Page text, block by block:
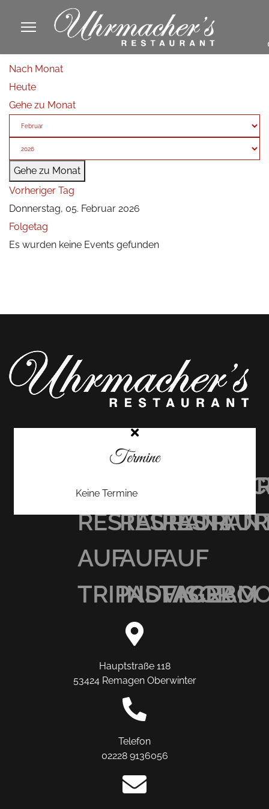
Nach Monat
Heute
Gehe zu Monat
Gehe zu Monat
Vorheriger Tag
Donnerstag, 05. Februar 2026
Folgetag
Es wurden keine Events gefunden
UHRMACHER’S
RESTAURANT
AUF
TRIPADVISOR
AUF
INSTAGRAM
AUF
Hauptstraße 118
53424 Remagen Oberwinter
Telefon
02228 9136056
Termine
Keine Termine